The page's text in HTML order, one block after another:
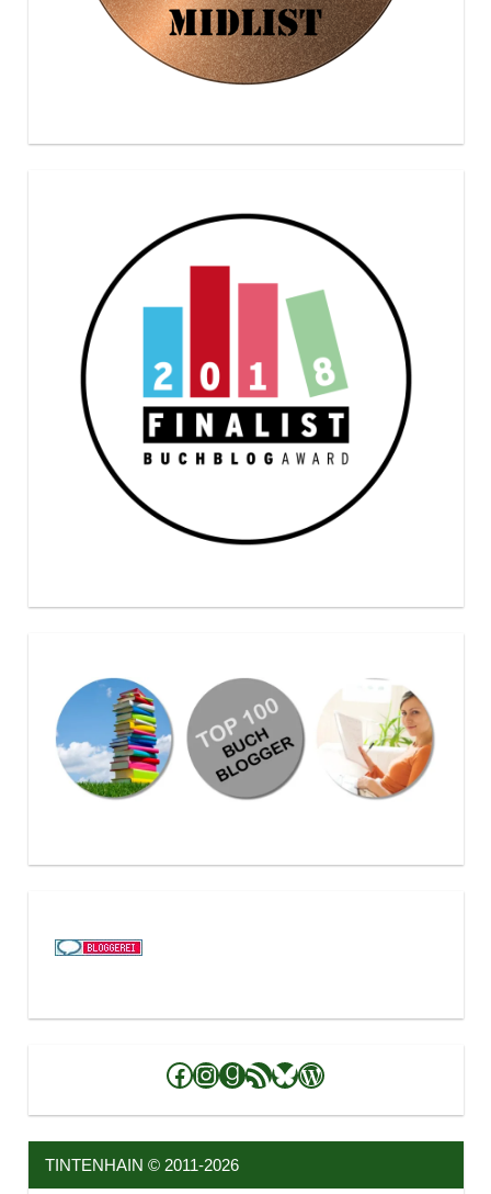
Facebook
Instagram
Goodreads
RSS-Feed
Bluesky
WordPress
TINTENHAIN © 2011-2026